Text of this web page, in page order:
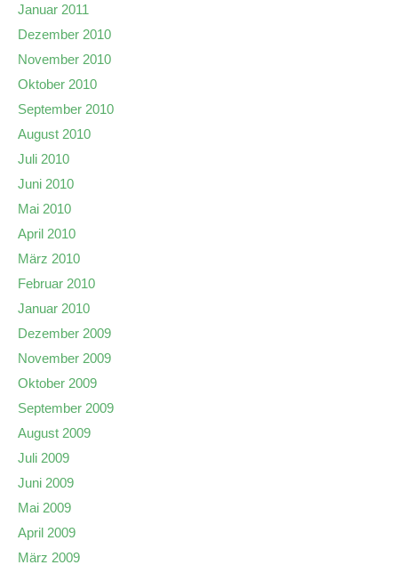
Januar 2011
Dezember 2010
November 2010
Oktober 2010
September 2010
August 2010
Juli 2010
Juni 2010
Mai 2010
April 2010
März 2010
Februar 2010
Januar 2010
Dezember 2009
November 2009
Oktober 2009
September 2009
August 2009
Juli 2009
Juni 2009
Mai 2009
April 2009
März 2009